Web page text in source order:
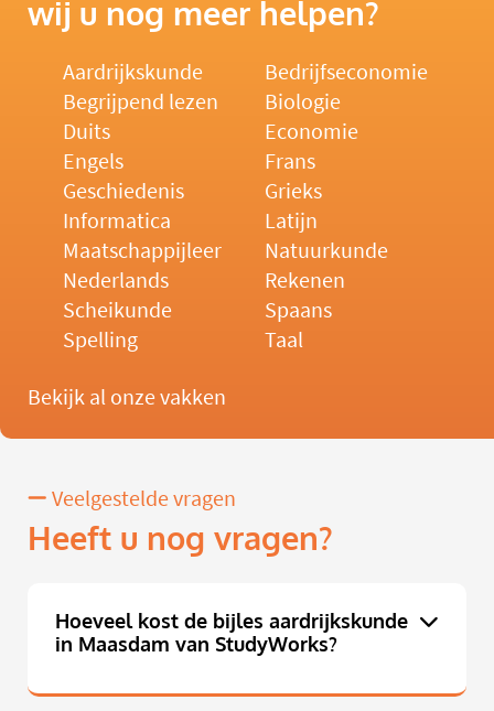
wij u nog meer helpen?
Aardrijkskunde
Bedrijfseconomie
Begrijpend lezen
Biologie
Duits
Economie
Engels
Frans
Geschiedenis
Grieks
Informatica
Latijn
Maatschappijleer
Natuurkunde
Nederlands
Rekenen
Scheikunde
Spaans
Spelling
Taal
Bekijk al onze vakken
Veelgestelde vragen
Heeft u nog vragen?
Hoeveel kost de bijles aardrijkskunde
in Maasdam van StudyWorks?